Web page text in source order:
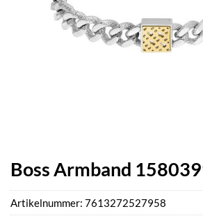
Boss Armband
Artikelnummer: 7613272527958